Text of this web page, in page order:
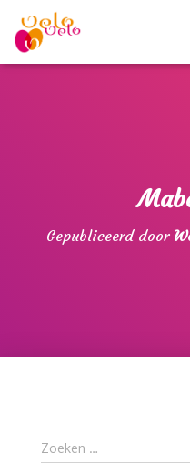
Gepubliceerd door
Z
o
Zoeken …